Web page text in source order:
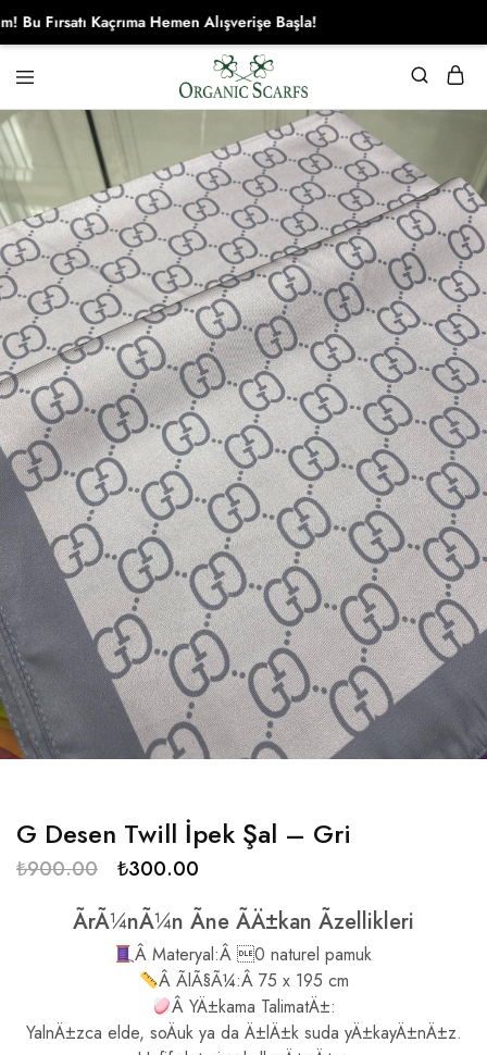
Organikscarf
G Desen Twill İpek Şal – Gri
₺900.00 ₺300.00
ÃrÃ¼nÃ¼n Ãne ÃÄ±kan Ãzellikleri
Â Materyal:Â 0 naturel pamuk
Â ÃlÃ§Ã¼:Â 75 x 195 cm
Â YÄ±kama TalimatÄ±:
YalnÄ±zca elde, soÄuk ya da Ä±lÄ±k suda yÄ±kayÄ±nÄ±z.
Hemen Alışverişe Başla!